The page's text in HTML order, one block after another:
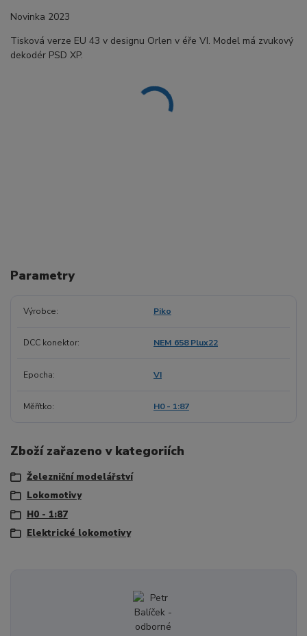
Novinka 2023
Tisková verze EU 43 v designu Orlen v éře VI. Model má zvukový
dekodér PSD XP.
Parametry
Výrobce Piko
DCC konektor NEM 658 Plux22
Epocha VI
Měřítko H0 - 1:87
Zboží zařazeno v kategoriích
Železniční modelářství
Lokomotivy
H0 - 1:87
Elektrické lokomotivy